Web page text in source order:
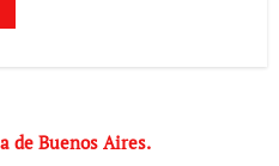
de Buenos Aires.